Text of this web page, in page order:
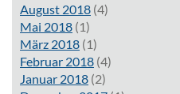
August 2018 (4)
Mai 2018 (1)
März 2018 (1)
Februar 2018 (4)
Januar 2018 (2)